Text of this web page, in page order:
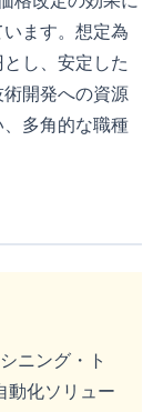
ます。想定為
し、安定した
開発への資源
多角的な職種
ニング・ト
動化ソリュー